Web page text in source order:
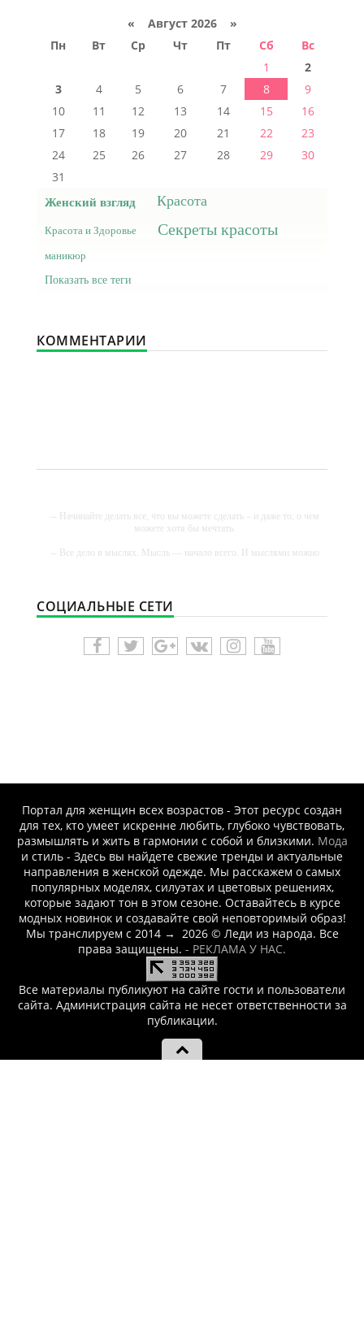
« Август 2026 »
Пн
Вт Ср Чт Пт Сб
Вс
1
2
3
4 5 6 7 8
9
10
11 12 13 14 15
16
17
18 19 20 21 22
23
24
25 26 27 28 29
30
31
Женский взгляд Красота
Красота и Здоровье Секреты красоты
маникюр
Показать все теги
КОММЕНТАРИИ
-- Начинайте делать все, что вы можете сделать – и даже то, о чем
можете хотя бы мечтать.
-- Все дело в мыслях. Мысль — начало всего. И мыслями можно
-- Идите уверенно по направлению к мечте. Живите той жизнью,
которую вы сами себе придумали.
-- Самое большое богатство — это ум. Самая большая нищета —
глупость. Из всех страхов самый пугающий — самолюбование.
СОЦИАЛЬНЫЕ СЕТИ
Портал для женщин всех возрастов - Этот ресурс создан
для тех, кто умеет искренне любить, глубоко чувствовать,
размышлять и жить в гармонии с собой и близкими. Мода
и стиль - Здесь вы найдете свежие тренды и актуальные
направления в женской одежде. Мы расскажем о самых
популярных моделях, силуэтах и цветовых решениях,
которые задают тон в этом сезоне. Оставайтесь в курсе
модных новинок и создавайте свой неповторимый образ!
Мы транслируем с 2014→ 2026© Леди из народа. Все
права защищены. - РЕКЛАМА У НАС.
Все материалы публикуют на сайте гости и пользователи
сайта. Администрация сайта не несет ответственности за
публикации.